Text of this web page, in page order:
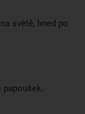
světě, hned po